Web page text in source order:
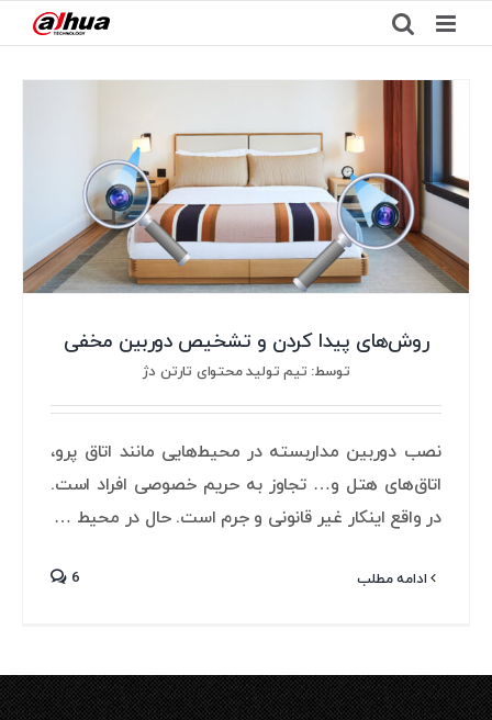
to
content
روش‌های پیدا کردن و تشخیص دوربین مخفی
توسط: تیم تولید محتوای تارتن دژ
نصب دوربین مداربسته در محیط‌هایی مانند اتاق پرو،
اتاق‌های هتل و… تجاوز به حریم خصوصی افراد است.
در واقع اینکار غیر قانونی و جرم است. حال در محیط …
ادامه مطلب 6